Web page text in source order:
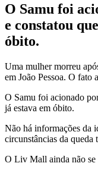
O Samu foi
e constatou
óbito.
Uma mulher morreu
em João Pessoa. O fato
O Samu foi acionado
já estava em óbito.
Não há informações da
circunstâncias da queda
O Liv Mall ainda não se